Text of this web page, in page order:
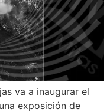
va a inaugurar el
exposición de